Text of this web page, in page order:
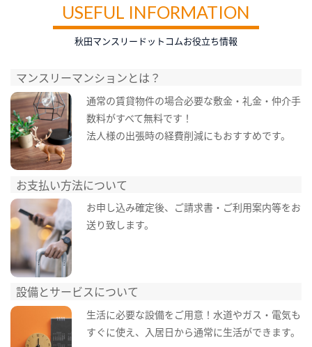
USEFUL INFORMATION
秋田マンスリードットコムお役立ち情報
マンスリーマンションとは？
通常の賃貸物件の場合必要な敷金・礼金・仲介手
数料がすべて無料です！
法人様の出張時の経費削減にもおすすめです。
お支払い方法について
お申し込み確定後、ご請求書・ご利用案内等をお
送り致します。
設備とサービスについて
生活に必要な設備をご用意！水道やガス・電気も
すぐに使え、入居日から通常に生活ができます。